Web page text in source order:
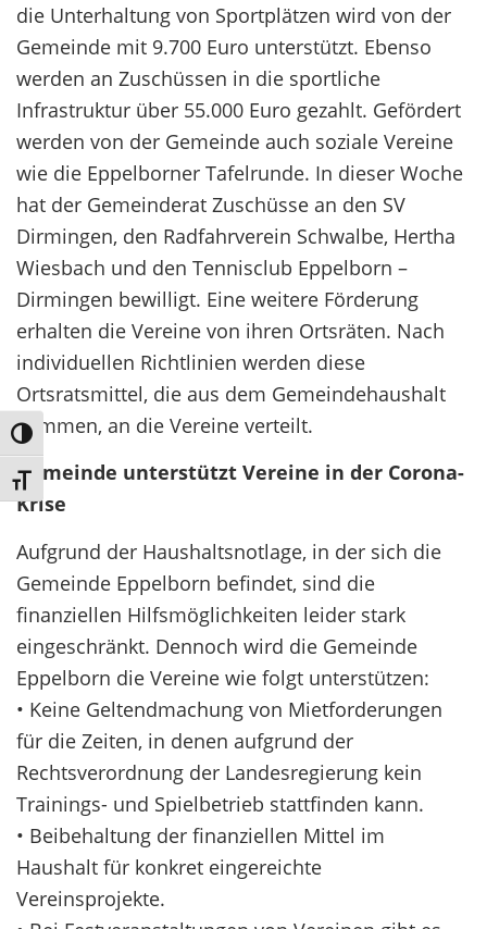
Umschalten auf hohe Kontraste
Schrift vergrößern
die Unterhaltung von Sportplätzen wird von der
Gemeinde mit 9.700 Euro unterstützt. Ebenso
werden an Zuschüssen in die sportliche
Infrastruktur über 55.000 Euro gezahlt. Gefördert
werden von der Gemeinde auch soziale Vereine
wie die Eppelborner Tafelrunde. In dieser Woche
hat der Gemeinderat Zuschüsse an den SV
Dirmingen, den Radfahrverein Schwalbe, Hertha
Wiesbach und den Tennisclub Eppelborn –
Dirmingen bewilligt. Eine weitere Förderung
erhalten die Vereine von ihren Ortsräten. Nach
individuellen Richtlinien werden diese
Ortsratsmittel, die aus dem Gemeindehaushalt
kommen, an die Vereine verteilt.
Gemeinde unterstützt Vereine in der Corona-
Krise
Aufgrund der Haushaltsnotlage, in der sich die
Gemeinde Eppelborn befindet, sind die
finanziellen Hilfsmöglichkeiten leider stark
eingeschränkt. Dennoch wird die Gemeinde
Eppelborn die Vereine wie folgt unterstützen:
• Keine Geltendmachung von Mietforderungen
für die Zeiten, in denen aufgrund der
Rechtsverordnung der Landesregierung kein
Trainings- und Spielbetrieb stattfinden kann.
• Beibehaltung der finanziellen Mittel im
Haushalt für konkret eingereichte
Vereinsprojekte.